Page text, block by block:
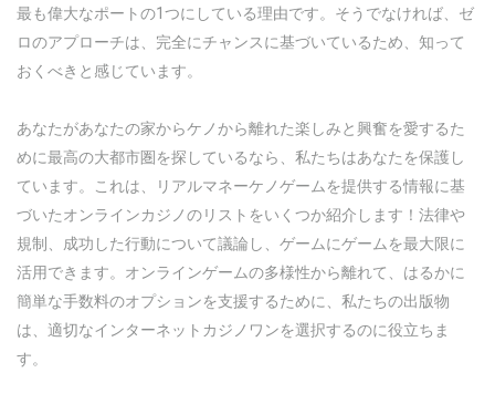
最も偉大なポートの1つにしている理由です。そうでなければ、ゼ
ロのアプローチは、完全にチャンスに基づいているため、知って
おくべきと感じています。
あなたがあなたの家からケノから離れた楽しみと興奮を愛するた
めに最高の大都市圏を探しているなら、私たちはあなたを保護し
ています。これは、リアルマネーケノゲームを提供する情報に基
づいたオンラインカジノのリストをいくつか紹介します！法律や
規制、成功した行動について議論し、ゲームにゲームを最大限に
活用できます。オンラインゲームの多様性から離れて、はるかに
簡単な手数料のオプションを支援するために、私たちの出版物
は、適切なインターネットカジノワンを選択するのに役立ちま
す。